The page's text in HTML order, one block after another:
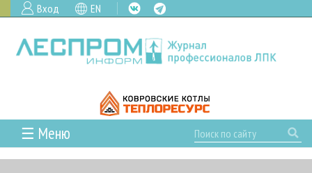
Вход EN
☰ Меню
ГЛАВНАЯ